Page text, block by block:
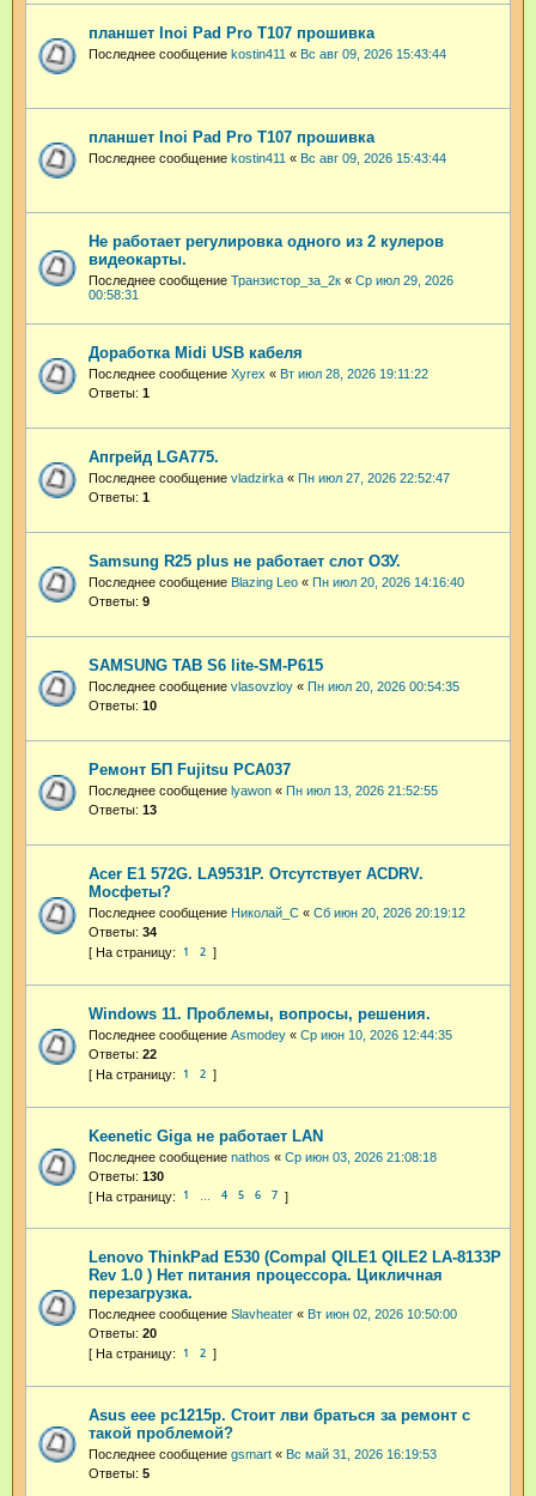
планшет Inoi Pad Pro T107 прошивка
Последнее сообщение kostin411 « Вс авг 09, 2026 15:43:44
планшет Inoi Pad Pro T107 прошивка
Последнее сообщение kostin411 « Вс авг 09, 2026 15:43:44
Не работает регулировка одного из 2 кулеров
видеокарты.
Последнее сообщение Транзистор_за_2к « Ср июл 29, 2026
00:58:31
Доработка Midi USB кабеля
Последнее сообщение Xyrex « Вт июл 28, 2026 19:11:22
Ответы: 1
Апгрейд LGA775.
Последнее сообщение vladzirka « Пн июл 27, 2026 22:52:47
Ответы: 1
Samsung R25 plus не работает слот ОЗУ.
Последнее сообщение Blazing Leo « Пн июл 20, 2026 14:16:40
Ответы: 9
SAMSUNG TAB S6 lite-SM-P615
Последнее сообщение vlasovzloy « Пн июл 20, 2026 00:54:35
Ответы: 10
Ремонт БП Fujitsu PCA037
Последнее сообщение lyawon « Пн июл 13, 2026 21:52:55
Ответы: 13
Acer E1 572G. LA9531P. Отсутствует ACDRV.
Мосфеты?
Последнее сообщение Николай_С « Сб июн 20, 2026 20:19:12
Ответы: 34
1 2
Windows 11. Проблемы, вопросы, решения.
Последнее сообщение Asmodey « Ср июн 10, 2026 12:44:35
Ответы: 22
1 2
Keenetic Giga не работает LAN
Последнее сообщение nathos « Ср июн 03, 2026 21:08:18
Ответы: 130
1 4 5 6 7
Lenovo ThinkPad E530 (Compal QILE1 QILE2 LA-8133P
Rev 1.0 ) Нет питания процессора. Цикличная
перезагрузка.
Последнее сообщение Slavheater « Вт июн 02, 2026 10:50:00
Ответы: 20
1 2
Asus eee pc1215p. Стоит лви браться за ремонт с
такой проблемой?
Последнее сообщение gsmart « Вс май 31, 2026 16:19:53
Ответы: 5